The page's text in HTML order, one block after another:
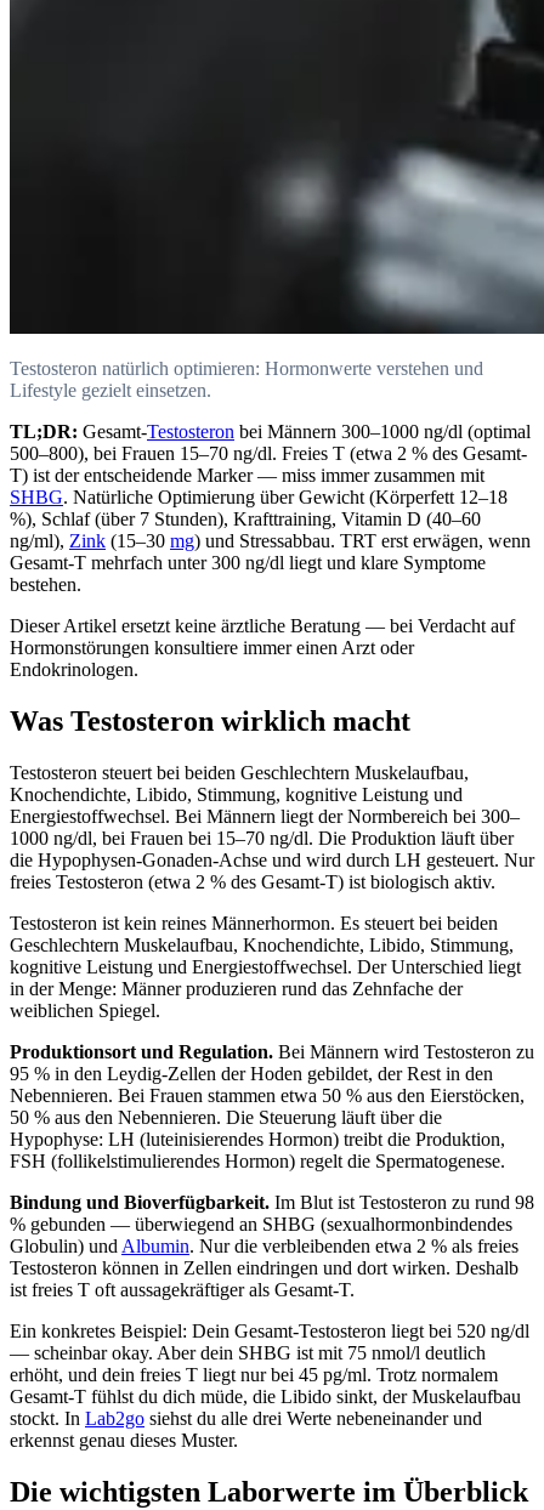
Testosteron natürlich optimieren: Hormonwerte verstehen und
Lifestyle gezielt einsetzen.
TL;DR: Gesamt-Testosteron bei Männern 300–1000 ng/dl (optimal
500–800), bei Frauen 15–70 ng/dl. Freies T (etwa 2 % des Gesamt-
T) ist der entscheidende Marker — miss immer zusammen mit
SHBG. Natürliche Optimierung über Gewicht (Körperfett 12–18
%), Schlaf (über 7 Stunden), Krafttraining, Vitamin D (40–60
ng/ml), Zink (15–30 mg) und Stressabbau. TRT erst erwägen, wenn
Gesamt-T mehrfach unter 300 ng/dl liegt und klare Symptome
bestehen.
Dieser Artikel ersetzt keine ärztliche Beratung — bei Verdacht auf
Hormonstörungen konsultiere immer einen Arzt oder
Endokrinologen.
Was Testosteron wirklich macht
Testosteron steuert bei beiden Geschlechtern Muskelaufbau,
Knochendichte, Libido, Stimmung, kognitive Leistung und
Energiestoffwechsel. Bei Männern liegt der Normbereich bei 300–
1000 ng/dl, bei Frauen bei 15–70 ng/dl. Die Produktion läuft über
die Hypophysen-Gonaden-Achse und wird durch LH gesteuert. Nur
freies Testosteron (etwa 2 % des Gesamt-T) ist biologisch aktiv.
Testosteron ist kein reines Männerhormon. Es steuert bei beiden
Geschlechtern Muskelaufbau, Knochendichte, Libido, Stimmung,
kognitive Leistung und Energiestoffwechsel. Der Unterschied liegt
in der Menge: Männer produzieren rund das Zehnfache der
weiblichen Spiegel.
Produktionsort und Regulation. Bei Männern wird Testosteron zu
95 % in den Leydig-Zellen der Hoden gebildet, der Rest in den
Nebennieren. Bei Frauen stammen etwa 50 % aus den Eierstöcken,
50 % aus den Nebennieren. Die Steuerung läuft über die
Hypophyse: LH (luteinisierendes Hormon) treibt die Produktion,
FSH (follikelstimulierendes Hormon) regelt die Spermatogenese.
Bindung und Bioverfügbarkeit. Im Blut ist Testosteron zu rund 98
% gebunden — überwiegend an SHBG (sexualhormonbindendes
Globulin) und Albumin. Nur die verbleibenden etwa 2 % als freies
Testosteron können in Zellen eindringen und dort wirken. Deshalb
ist freies T oft aussagekräftiger als Gesamt-T.
Ein konkretes Beispiel: Dein Gesamt-Testosteron liegt bei 520 ng/dl
— scheinbar okay. Aber dein SHBG ist mit 75 nmol/l deutlich
erhöht, und dein freies T liegt nur bei 45 pg/ml. Trotz normalem
Gesamt-T fühlst du dich müde, die Libido sinkt, der Muskelaufbau
stockt. In Lab2go siehst du alle drei Werte nebeneinander und
erkennst genau dieses Muster.
Die wichtigsten Laborwerte im Überblick